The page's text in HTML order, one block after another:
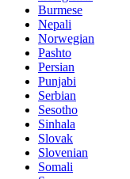
Burmese
Nepali
Norwegian
Pashto
Persian
Punjabi
Serbian
Sesotho
Sinhala
Slovak
Slovenian
Somali